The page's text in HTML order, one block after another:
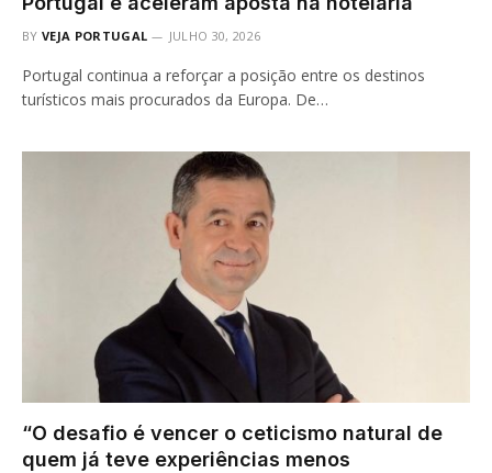
BY VEJA PORTUGAL JULHO 30, 2026
Portugal continua a reforçar a posição entre os destinos
turísticos mais procurados da Europa. De…
“O desafio é vencer o ceticismo natural de
quem já teve experiências menos